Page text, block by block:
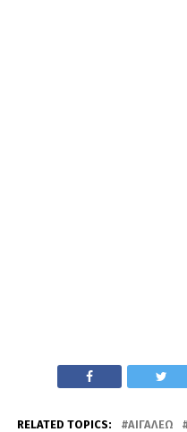
RELATED TOPICS: ΑΙΓΆΛΕΩ